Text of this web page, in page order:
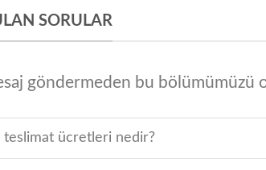
SORULAR
göndermeden bu bölümümüzü
teslimat ücretleri nedir?